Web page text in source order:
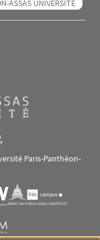
ASSAS UNIVERSITÉ
Paris-Panthéon-
Visuel svg